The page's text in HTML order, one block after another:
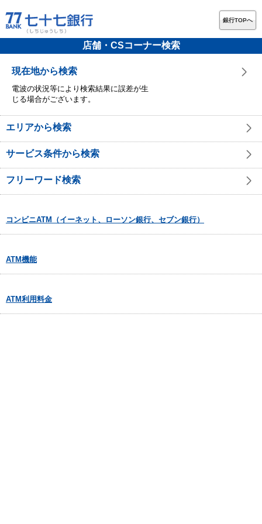
銀行TOPへ
店舗・CSコーナー検索
現在地から検索
電波の状況等により検索結果に誤差が生
じる場合がございます。
エリアから検索
サービス条件から検索
フリーワード検索
コンビニATM（イーネット、ローソン銀行、セブン銀行）
ATM機能
ATM利用料金